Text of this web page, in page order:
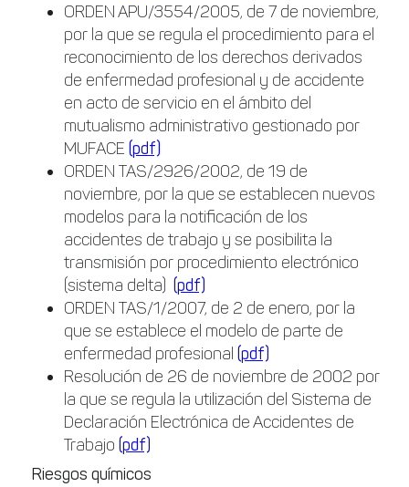
ORDEN APU/3554/2005, de 7 de noviembre,
por la que se regula el procedimiento para el
reconocimiento de los derechos derivados
de enfermedad profesional y de accidente
en acto de servicio en el ámbito del
mutualismo administrativo gestionado por
MUFACE (pdf)
ORDEN TAS/2926/2002, de 19 de
noviembre, por la que se establecen nuevos
modelos para la notificación de los
accidentes de trabajo y se posibilita la
transmisión por procedimiento electrónico
(sistema delta) (pdf)
ORDEN TAS/1/2007, de 2 de enero, por la
que se establece el modelo de parte de
enfermedad profesional (pdf)
Resolución de 26 de noviembre de 2002 por
la que se regula la utilización del Sistema de
Declaración Electrónica de Accidentes de
Trabajo (pdf)
Riesgos químicos